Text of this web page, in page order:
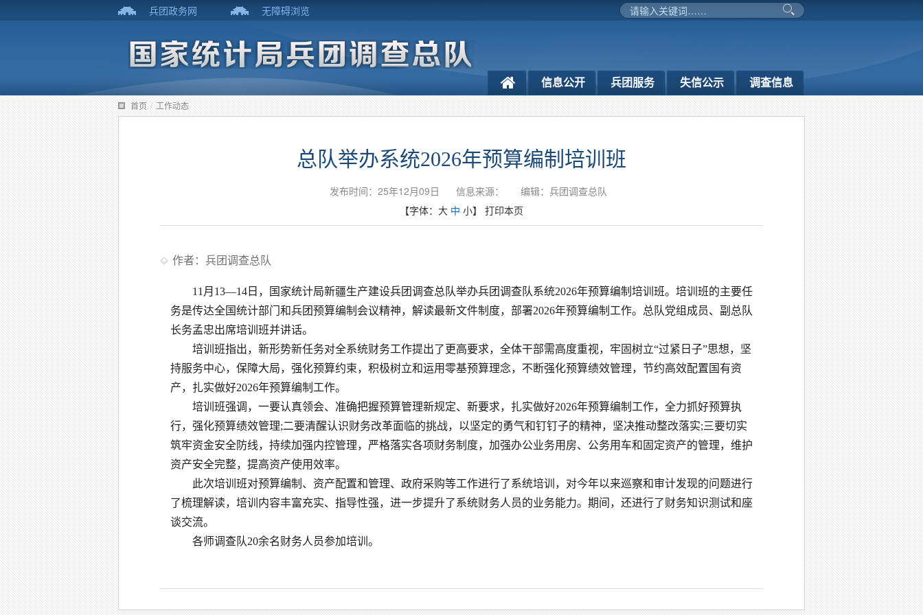
兵团政务网 无障碍浏览
信息公开 兵团服务 失信公示 调查信息
首页 / 工作动态
总队举办系统2026年预算编制培训班
发布时间：25年12月09日 信息来源：
编辑：兵团调查总队
【字体： 大 中 小】 打印本页
作者：兵团调查总队
11月13—14日，国家统计局新疆生产建设兵团调查总队举办兵团调查队系统2026年预算编制培训班。培训班的主要任
务是传达全国统计部门和兵团预算编制会议精神，解读最新文件制度，部署2026年预算编制工作。总队党组成员、副总队
长务孟忠出席培训班并讲话。
培训班指出，新形势新任务对全系统财务工作提出了更高要求，全体干部需高度重视，牢固树立“过紧日子”思想，坚
持服务中心，保障大局，强化预算约束，积极树立和运用零基预算理念，不断强化预算绩效管理，节约高效配置国有资
产，扎实做好2026年预算编制工作。
培训班强调，一要认真领会、准确把握预算管理新规定、新要求，扎实做好2026年预算编制工作，全力抓好预算执
行，强化预算绩效管理;二要清醒认识财务改革面临的挑战，以坚定的勇气和钉钉子的精神，坚决推动整改落实;三要切实
筑牢资金安全防线，持续加强内控管理，严格落实各项财务制度，加强办公业务用房、公务用车和固定资产的管理，维护
资产安全完整，提高资产使用效率。
此次培训班对预算编制、资产配置和管理、政府采购等工作进行了系统培训，对今年以来巡察和审计发现的问题进行
了梳理解读，培训内容丰富充实、指导性强，进一步提升了系统财务人员的业务能力。期间，还进行了财务知识测试和座
谈交流。
各师调查队20余名财务人员参加培训。